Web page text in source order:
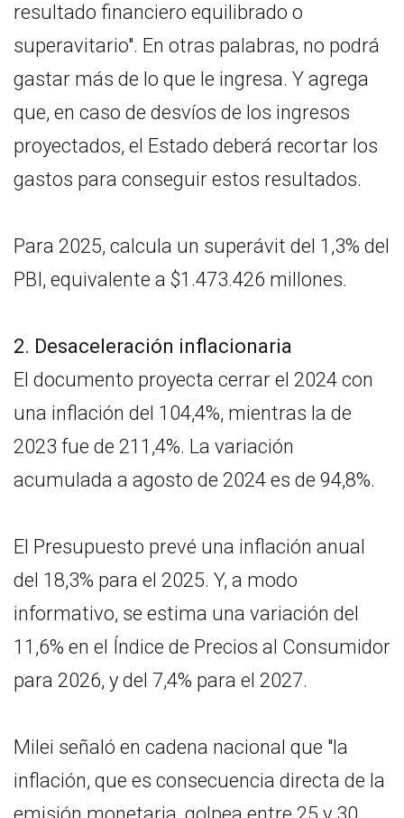
resultado financiero equilibrado o
superavitario". En otras palabras, no podrá
gastar más de lo que le ingresa. Y agrega
que, en caso de desvíos de los ingresos
proyectados, el Estado deberá recortar los
gastos para conseguir estos resultados.
Para 2025, calcula un superávit del 1,3% del
PBI, equivalente a $1.473.426 millones.
2. Desaceleración inflacionaria
El documento proyecta cerrar el 2024 con
una inflación del 104,4%, mientras la de
2023 fue de 211,4%. La variación
acumulada a agosto de 2024 es de 94,8%.
El Presupuesto prevé una inflación anual
del 18,3% para el 2025. Y, a modo
informativo, se estima una variación del
11,6% en el Índice de Precios al Consumidor
para 2026, y del 7,4% para el 2027.
Milei señaló en cadena nacional que "la
inflación, que es consecuencia directa de la